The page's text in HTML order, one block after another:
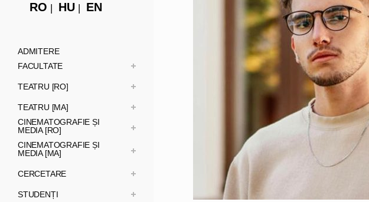
RO HU EN
ADMITERE
FACULTATE
TEATRU [RO]
TEATRU [MA]
CINEMATOGRAFIE ȘI
MEDIA [RO]
CINEMATOGRAFIE ȘI
MEDIA [MA]
CERCETARE
STUDENȚI